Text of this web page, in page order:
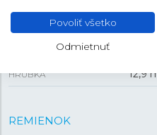
VEĽKOSŤ
HRÚBKA 12,9
REMIENOK
Povoliť všetko
Odmietnuť